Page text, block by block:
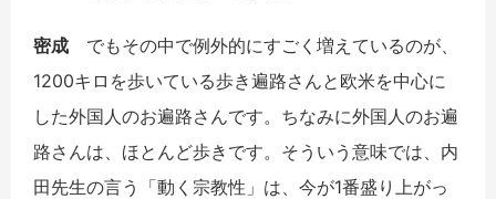
密成 でもその中で例外的にすごく増えているのが、
1200キロを歩いている歩き遍路さんと欧米を中心に
した外国人のお遍路さんです。ちなみに外国人のお遍
路さんは、ほとんど歩きです。そういう意味では、内
田先生の言う「動く宗教性」は、今が1番盛り上がっ